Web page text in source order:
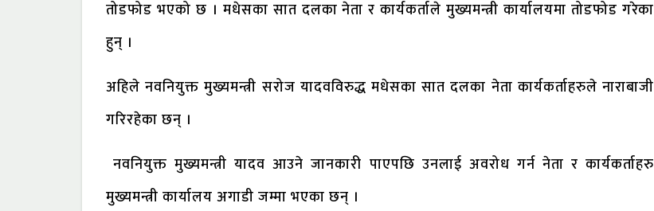
तोडफोड भएको छ । मधेसका सात दलका नेता र कार्यकर्ताले मुख्यमन्त्री कार्यालयमा तोडफोड गरेका
हुन् ।
अहिले नवनियुक्त मुख्यमन्त्री सरोज यादवविरुद्ध मधेसका सात दलका नेता कार्यकर्ताहरुले नाराबाजी
गरिरहेका छन् ।
नवनियुक्त मुख्यमन्त्री यादव आउने जानकारी पाएपछि उनलाई अवरोध गर्न नेता र कार्यकर्ताहरु
मुख्यमन्त्री कार्यालय अगाडी जम्मा भएका छन् ।